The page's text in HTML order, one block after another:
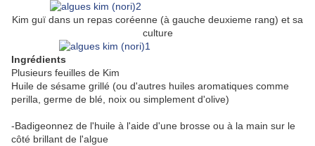
Kim guï dans un repas coréenne (à gauche deuxieme rang) et sa
culture
Ingrédients
Plusieurs feuilles de Kim
Huile de sésame grillé (ou d'autres huiles aromatiques comme
perilla, germe de blé, noix ou simplement d'olive)
-Badigeonnez de l'huile à l'aide d'une brosse ou à la main sur le
côté brillant de l'algue